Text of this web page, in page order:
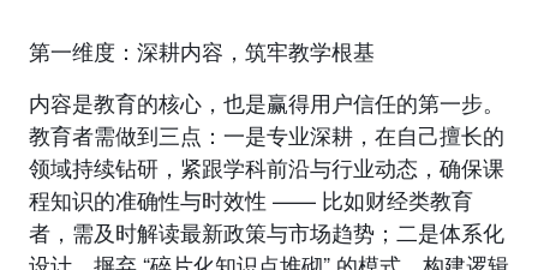
第一维度：深耕内容，筑牢教学根基
内容是教育的核心，也是赢得用户信任的第一步。
教育者需做到三点：一是专业深耕，在自己擅长的
领域持续钻研，紧跟学科前沿与行业动态，确保课
程知识的准确性与时效性 —— 比如财经类教育
者，需及时解读最新政策与市场趋势；二是体系化